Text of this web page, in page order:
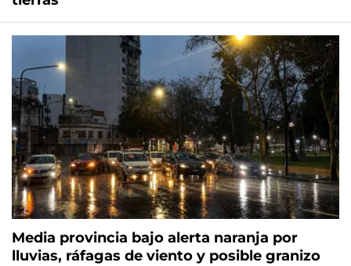
Media provincia bajo alerta naranja por
lluvias, ráfagas de viento y posible granizo